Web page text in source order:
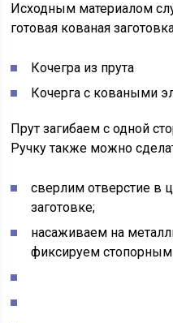
Исходным материалом
готовая кованая
Кочегра из прута
Кочерга с коваными
Прут загибаем с одной
Ручку также можно
сверлим отверстие в
заготовке;
насаживаем на
фиксируем